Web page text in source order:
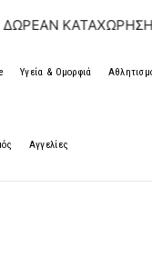
Υγεία & Ομορφιά
Αγγελίες